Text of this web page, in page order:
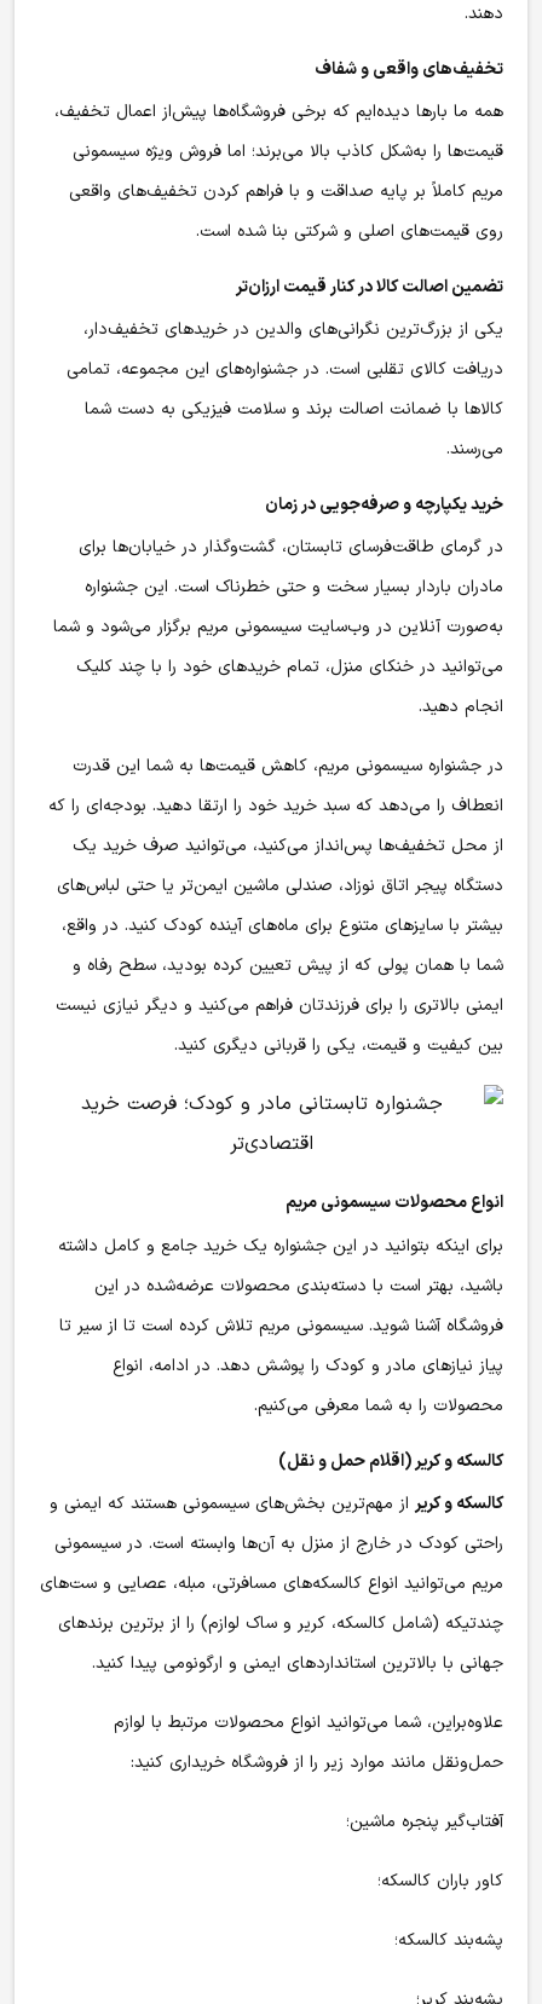
دهند.
تخفیف‌های واقعی و شفاف
همه ما بارها دیده‌ایم که برخی فروشگاه‌ها پیش‌از اعمال تخفیف،
قیمت‌ها را به‌شکل کاذب بالا می‌برند؛ اما فروش ویژه سیسمونی
مریم کاملاً بر پایه صداقت و با فراهم کردن تخفیف‌های واقعی
روی قیمت‌های اصلی و شرکتی بنا شده است.
تضمین اصالت کالا در کنار قیمت ارزان‌تر
یکی از بزرگ‌ترین نگرانی‌های والدین در خریدهای تخفیف‌دار،
دریافت کالای تقلبی است. در جشنواره‌های این مجموعه، تمامی
کالاها با ضمانت اصالت برند و سلامت فیزیکی به دست شما
می‌رسند.
خرید یکپارچه و صرفه‌جویی در زمان
در گرمای طاقت‌فرسای تابستان، گشت‌وگذار در خیابان‌ها برای
مادران باردار بسیار سخت و حتی خطرناک است. این جشنواره
به‌صورت آنلاین در وب‌سایت سیسمونی مریم برگزار می‌شود و شما
می‌توانید در خنکای منزل، تمام خریدهای خود را با چند کلیک
انجام دهید.
در جشنواره سیسمونی مریم، کاهش قیمت‌ها به شما این قدرت
انعطاف را می‌دهد که سبد خرید خود را ارتقا دهید. بودجه‌ای را که
از محل تخفیف‌ها پس‌انداز می‌کنید، می‌توانید صرف خرید یک
دستگاه پیجر اتاق نوزاد، صندلی ماشین ایمن‌تر یا حتی لباس‌های
بیشتر با سایزهای متنوع برای ماه‌های آینده کودک کنید. در واقع،
شما با همان پولی که از پیش تعیین کرده بودید، سطح رفاه و
ایمنی بالاتری را برای فرزندتان فراهم می‌کنید و دیگر نیازی نیست
بین کیفیت و قیمت، یکی را قربانی دیگری کنید.
انواع محصولات سیسمونی مریم
برای اینکه بتوانید در این جشنواره یک خرید جامع و کامل داشته
باشید، بهتر است با دسته‌بندی محصولات عرضه‌شده در این
فروشگاه آشنا شوید. سیسمونی مریم تلاش کرده است تا از سیر تا
پیاز نیازهای مادر و کودک را پوشش دهد. در ادامه، انواع
محصولات را به شما معرفی می‌کنیم.
کالسکه و کریر (اقلام حمل و نقل)
کالسکه و کریراز مهم‌ترین بخش‌های سیسمونی هستند که ایمنی و
راحتی کودک در خارج از منزل به آن‌ها وابسته است. در سیسمونی
مریم می‌توانید انواع کالسکه‌های مسافرتی، مبله، عصایی و ست‌های
چندتیکه (شامل کالسکه، کریر و ساک لوازم) را از برترین برندهای
جهانی با بالاترین استانداردهای ایمنی و ارگونومی پیدا کنید.
علاوه‌براین، شما می‌توانید انواع محصولات مرتبط با لوازم
حمل‌ونقل مانند موارد زیر را از فروشگاه خریداری کنید:
آفتاب‌گیر پنجره ماشین؛
کاور باران کالسکه؛
پشه‌بند کالسکه؛